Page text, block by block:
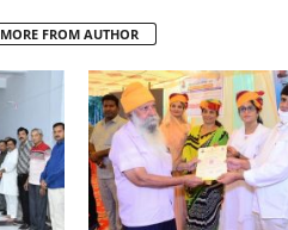
MORE FROM AUTHOR